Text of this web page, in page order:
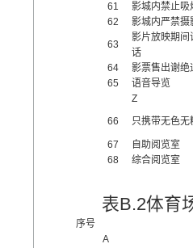
61
影城内禁止吸
62
影城内严禁摄
63
影片放映期间
话
64
影票售出谢绝
65
语音导览
Z
66
只携带无色无
67
自助阅览室
68
综合阅览室
表B.2体育
序号
A